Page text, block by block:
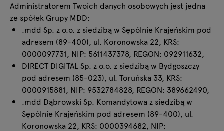
Tamo
Wszystkie meble
Zapytania
Oferta
Administratorem Twoich danych osobowych jest jedna
ze spółek Grupy MDD:
.mdd Sp. z o.o. z siedzibą w Sępólnie Krajeńskim pod
adresem (89-400), ul. Koronowska 22, KRS:
0000097731, NIP: 5611437378, REGON: 092911632,
DIRECT DIGITAL Sp. z o.o. z siedzibą w Bydgoszczy
pod adresem (85-023), ul. Toruńska 33, KRS:
0000915881, NIP: 9532784828, REGON: 389662490,
.mdd Dąbrowski Sp. Komandytowa z siedzibą w
Sępólnie Krajeńskim pod adresem (89-400), ul.
Koronowska 22, KRS: 0000394682, NIP: